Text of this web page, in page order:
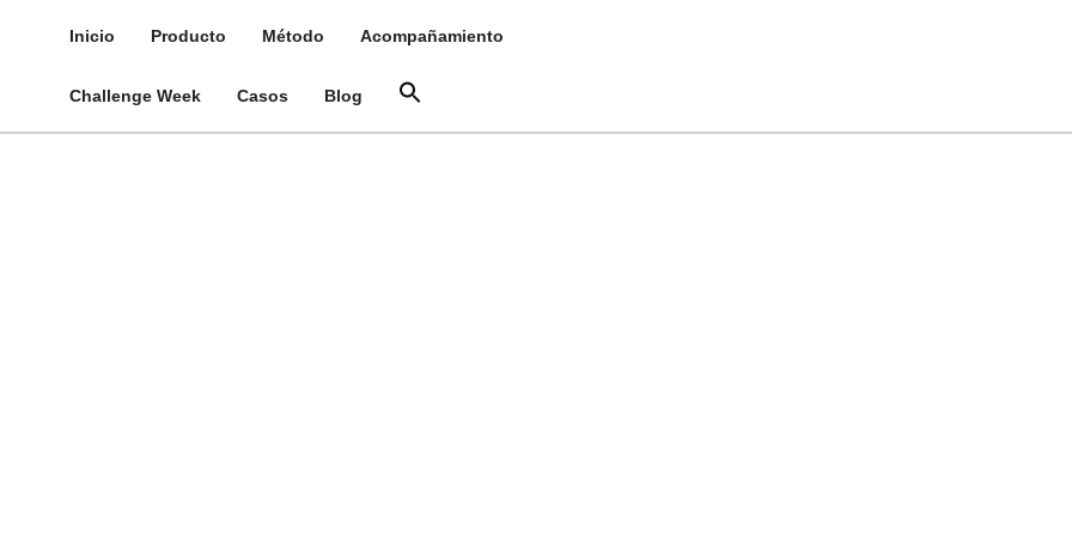
Inicio Producto Método Acompañamiento
Challenge Week Casos Blog